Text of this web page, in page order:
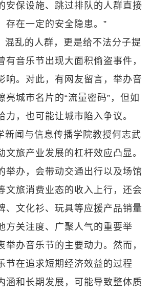
安保设施、跳过排队的人群直接
存在一定的安全隐患。”
混乱的人群，更是给不法分子提
有音乐节出现大面积偷盗事件，
响。对此，有网友留言，举办音
亮城市名片的“流量密码”，但如
力，也可能让城市陷入争议。
新闻与信息传播学院教授何志武
文旅产业发展的杠杆效应凸显。
举办，会带动交通出行以及场馆
文旅消费业态的收入上行，还会
、文化衫、玩具等应援产品销量
方关注度、广聚人气的重要举
举办音乐节的主要动力。然而，
节在追求短期经济效益的过程
涵和长期发展，可能导致整体质